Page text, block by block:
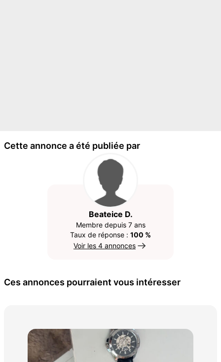
Cette annonce a été publiée par
Beateice D.
Membre depuis 7 ans
Taux de réponse : 100 %
Voir les 4 annonces
Ces annonces pourraient vous intéresser